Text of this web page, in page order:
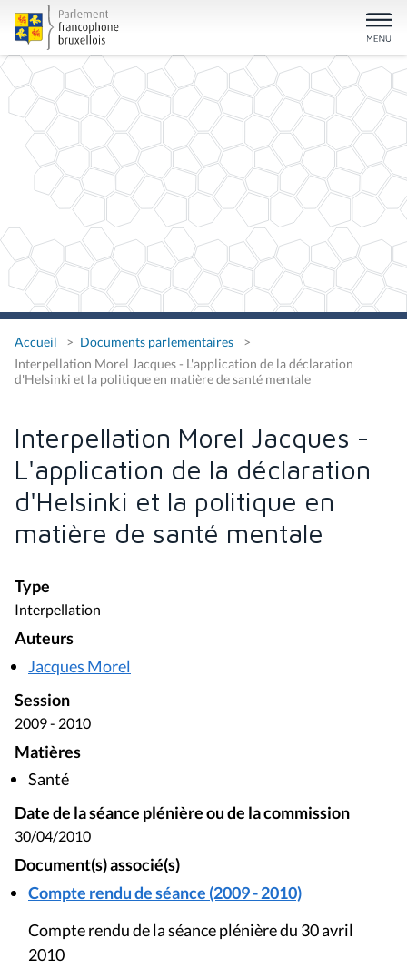
Accueil
Documents parlementaires
Interpellation Morel Jacques - L'application de la déclaration
d'Helsinki et la politique en matière de santé mentale
Interpellation Morel Jacques -
L'application de la déclaration
d'Helsinki et la politique en
matière de santé mentale
Type
Interpellation
Auteurs
Jacques Morel
Session
2009 - 2010
Matières
Santé
Date de la séance plénière ou de la commission
30/04/2010
Document(s) associé(s)
Compte rendu de séance (2009 - 2010)
Compte rendu de la séance plénière du 30 avril
2010